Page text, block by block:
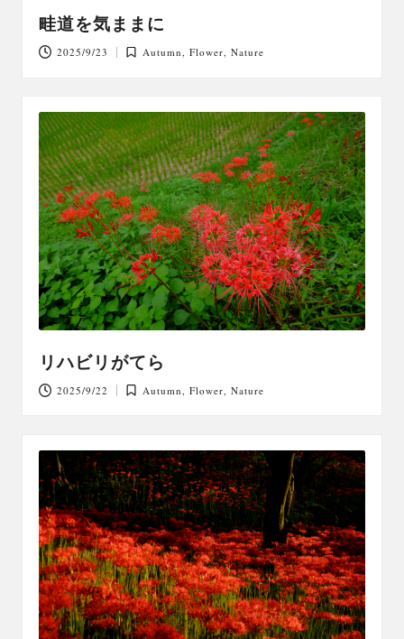
畦道を気ままに
2025/9/23
Posted
Autumn ,Flower ,Nature
リハビリがてら
2025/9/22
Posted
Autumn ,Flower ,Nature